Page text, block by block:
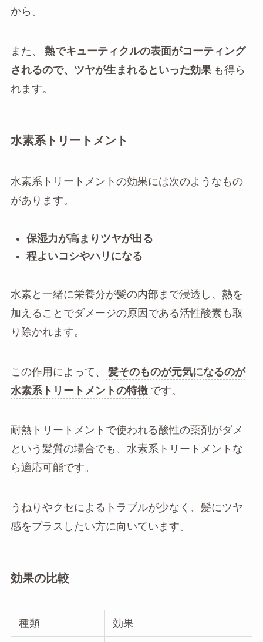
から。
また、
熱でキューティクルの表面がコーティング
されるので、ツヤが生まれるといった効果 も得ら
れます。
水素系トリートメント
水素系トリートメントの効果には次のようなもの
があります。
保湿力が高まりツヤが出る
程よいコシやハリになる
水素と一緒に栄養分が髪の内部まで浸透し、熱を
加えることでダメージの原因である活性酸素も取
り除かれます。
この作用によって、
髪そのものが元気になるのが
水素系トリートメントの特徴 です。
耐熱トリートメントで使われる酸性の薬剤がダメ
という髪質の場合でも、水素系トリートメントな
ら適応可能です。
うねりやクセによるトラブルが少なく、髪にツヤ
感をプラスしたい方に向いています。
効果の比較
種類 効果